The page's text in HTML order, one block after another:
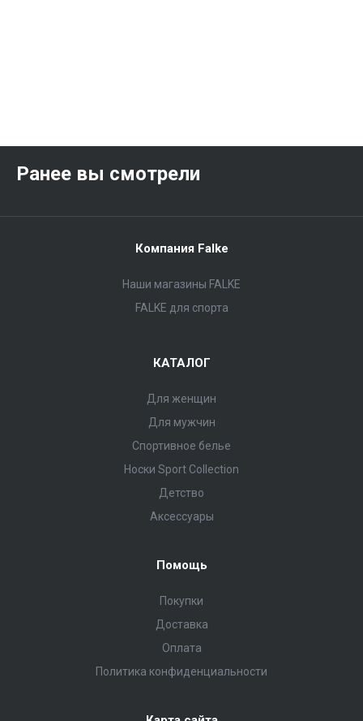
Ранее вы смотрели
Компания Falke
Наши магазины FALKE
FALKE для спорта
КАТАЛОГ
Для женщин
Для мужчин
Спортивное белье
Носки Sport Collection
Детство
Аксессуары
Помощь
Покупки
Доставка
Оплата
Политика конфиденциальности